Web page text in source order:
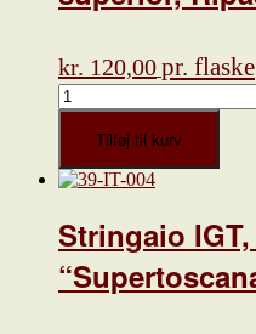
kr. 120,00pr. flaske
Pipaia
Valpolicella
DOC
superior,
2009
antal
Tilføj til kurv
Stringaio IGT,